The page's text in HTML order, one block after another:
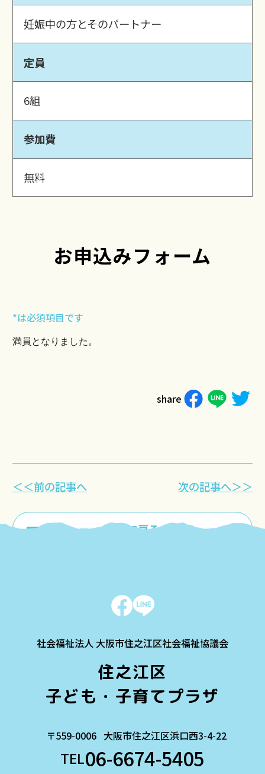
妊娠中の方とそのパートナー
定員
6組
参加費
無料
お申込みフォーム
*は必須項目です
満員となりました。
share
＜＜前の記事へ
一覧に戻る
次の記事へ＞＞
社会福祉法人 大阪市住之江区社会福祉協議会
住之江区
子ども・子育てプラザ
〒559-0006 大阪市住之江区浜口西3-4-22
TEL06-6674-5405